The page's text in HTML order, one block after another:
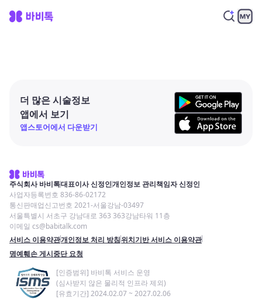
더 많은 시술정보
앱에서 보기
앱스토어에서 다운받기
주식회사 바비톡대표이사 신정인개인정보 관리책임자 신정인
사업자등록번호 836-86-02172
통신판매업신고번호 2021-서울강남-03497
서울특별시 서초구 강남대로 363 363강남타워 11층
이메일 cs@babitalk.com
서비스 이용약관개인정보 처리 방침위치기반 서비스 이용약관
명예훼손 게시중단 요청
[인증범위] 바비톡 서비스 운영
(심사받지 않은 물리적 인프라 제외)
[유효기간] 2024.02.07 ~ 2027.02.06